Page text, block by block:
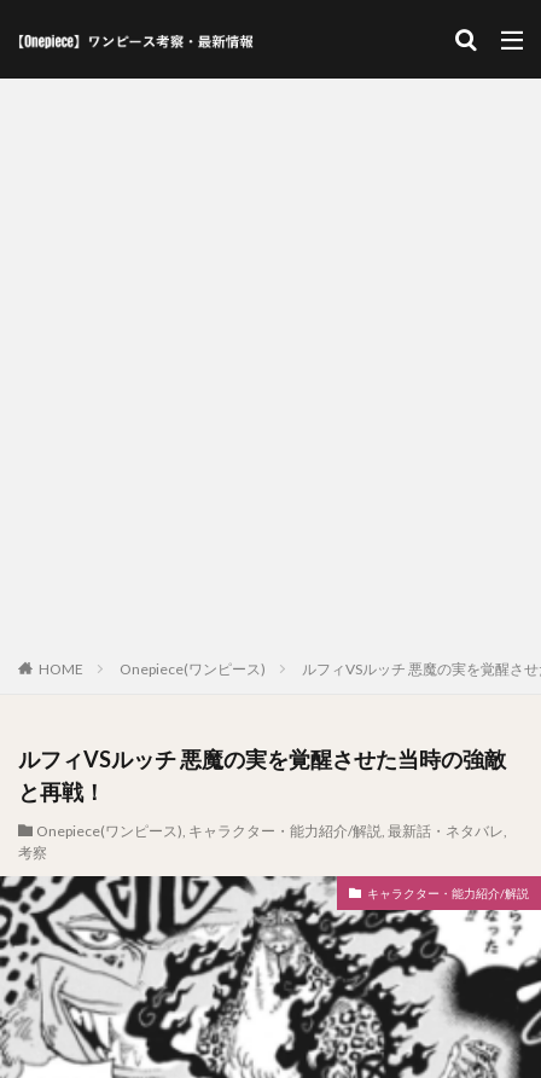
HOME Onepiece(ワンピース) ルフィVSルッチ 悪魔の実を覚醒さ
ルフィVSルッチ 悪魔の実を覚醒させた当時の強敵
と再戦！
Onepiece(ワンピース), キャラクター・能力紹介/解説, 最新話・ネタバレ,
考察
キャラクター・能力紹介/解説